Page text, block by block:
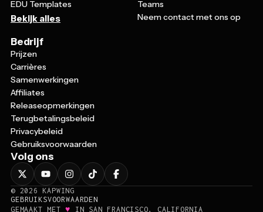
Bekijk alles
Neem contact met ons op
Prijzen
Carrières
Samenwerkingen
Affiliates
Releaseopmerkingen
Terugbetalingsbeleid
Privacybeleid
Gebruiksvoorwaarden
Volg ons
©2026 KAPWING
GEBRUIKSVOORWAARDEN
GEMAAKT MET♥IN SAN FRANCISCO, CALIFORNIA